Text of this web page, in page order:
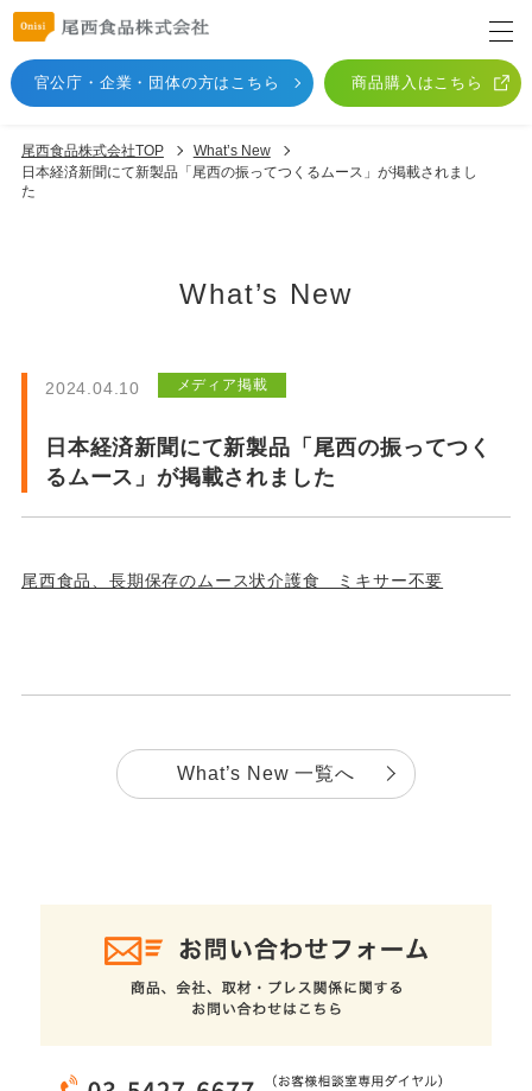
官公庁・企業・団体の方はこちら 商品購入はこちら
尾西食品株式会社TOP
What’s New
日本経済新聞にて新製品「尾西の振ってつくるムース」が掲載されまし
た
What’s New
2024.04.10 メディア掲載
日本経済新聞にて新製品「尾西の振ってつく
るムース」が掲載されました
尾西食品、長期保存のムース状介護食 ミキサー不要
What’s New 一覧へ